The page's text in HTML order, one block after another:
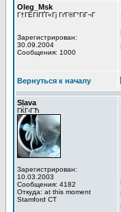
Oleg_Msk
Г†ГЁГІГҐГ«Гј ГґГ®Г°ГіГ¬Г
Зарегистрирован:
30.09.2004
Сообщения: 1000
Вернуться к началу
Slava
ГЌГ‹ГЋ
Зарегистрирован:
10.03.2003
Сообщения: 4182
Откуда: at this moment
Stamford CT